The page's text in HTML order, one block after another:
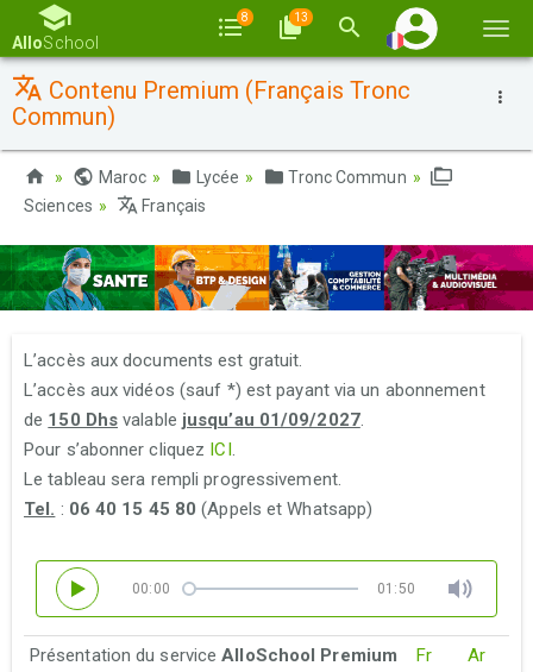
la
AlloSchool
8 13
Contenu Premium (Français Tronc
Commun)
Maroc Lycée
Tronc Commun
Sciences
Français
L’accès aux documents est gratuit.
L’accès aux vidéos (sauf *) est payant via un abonnement
de 150 Dhs valable jusqu’au 01/09/2027.
Pour s’abonner cliquez ICI .
Le tableau sera rempli progressivement.
Tel. : 06 40 15 45 80 (Appels et Whatsapp)
00:00 01:50
Présentation du serviceAlloSchool Premium Fr Ar